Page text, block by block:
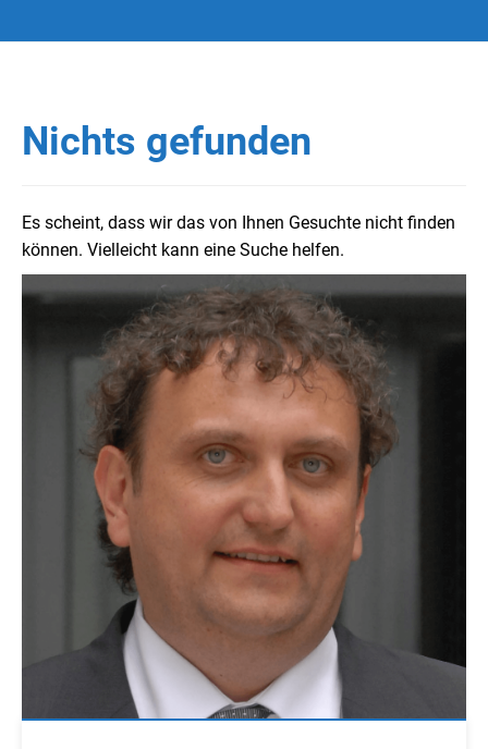
Nichts gefunden
Es scheint, dass wir das von Ihnen Gesuchte nicht finden
können. Vielleicht kann eine Suche helfen.